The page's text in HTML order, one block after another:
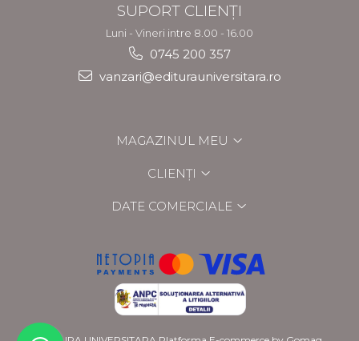
SUPORT CLIENȚI
Luni - Vineri intre 8.00 - 16.00
0745 200 357
vanzari@editurauniversitara.ro
MAGAZINUL MEU
CLIENȚI
DATE COMERCIALE